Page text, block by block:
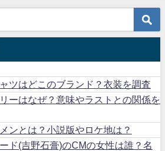
ツはどこのブランド？衣装を調査
ーはなぜ？意味やラストとの関係を
ンとは？小説版やロケ地は？
ド(吉野石膏)のCMの女性は誰？名